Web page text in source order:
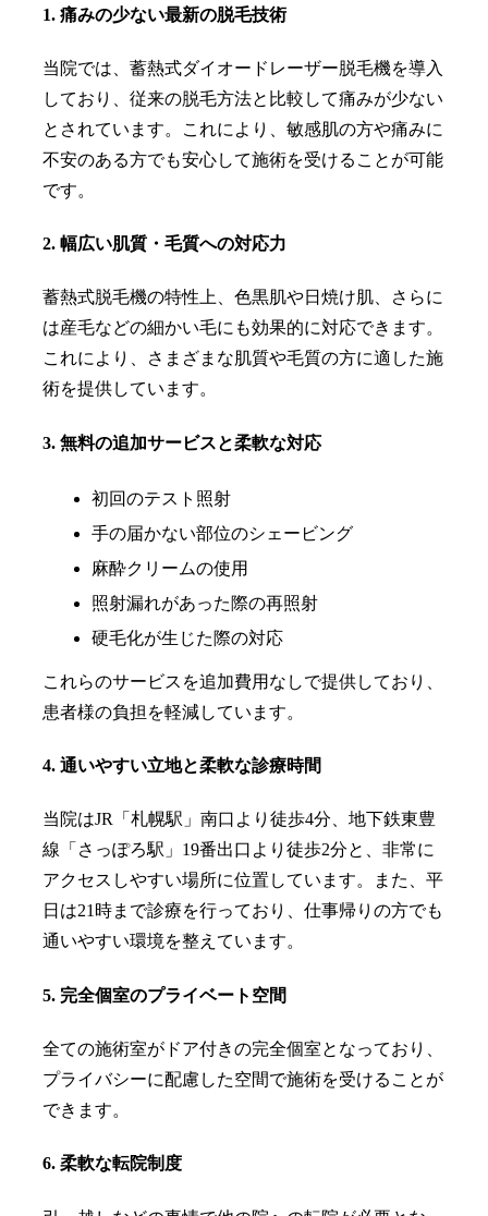
1. 痛みの少ない最新の脱毛技術
当院では、蓄熱式ダイオードレーザー脱毛機を導入
しており、従来の脱毛方法と比較して痛みが少ない
とされています。これにより、敏感肌の方や痛みに
不安のある方でも安心して施術を受けることが可能
です。
2. 幅広い肌質・毛質への対応力
蓄熱式脱毛機の特性上、色黒肌や日焼け肌、さらに
は産毛などの細かい毛にも効果的に対応できます。
これにより、さまざまな肌質や毛質の方に適した施
術を提供しています。
3. 無料の追加サービスと柔軟な対応
初回のテスト照射
手の届かない部位のシェービング
麻酔クリームの使用
照射漏れがあった際の再照射
硬毛化が生じた際の対応
これらのサービスを追加費用なしで提供しており、
患者様の負担を軽減しています。
4. 通いやすい立地と柔軟な診療時間
当院はJR「札幌駅」南口より徒歩4分、地下鉄東豊
線「さっぽろ駅」19番出口より徒歩2分と、非常に
アクセスしやすい場所に位置しています。また、平
日は21時まで診療を行っており、仕事帰りの方でも
通いやすい環境を整えています。
5. 完全個室のプライベート空間
全ての施術室がドア付きの完全個室となっており、
プライバシーに配慮した空間で施術を受けることが
できます。
6. 柔軟な転院制度